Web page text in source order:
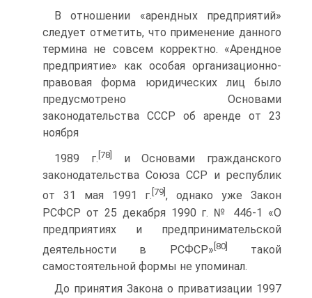
В отношении «арендных предприятий»
следует отметить, что применение данного
термина не совсем корректно. «Арендное
предприятие» как особая организационно-
правовая форма юридических лиц было
предусмотрено Основами
законодательства СССР об аренде от 23
ноября
1989 г. [78]
и Основами гражданского
законодательства Союза CCP и республик
от 31 мая 1991 г.[79] , однако уже Закон
РСФСР от 25 декабря 1990 г. № 446-1 «О
предприятиях и предпринимательской
деятельности в РСФСР» [80]
такой
самостоятельной формы не упоминал.
До принятия Закона о приватизации 1997